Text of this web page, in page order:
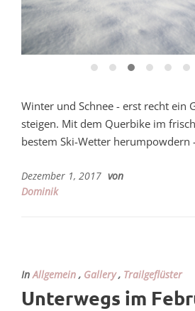
Winter und Schnee - erst recht ein
steigen. Mit dem Querbike im
bestem Ski-Wetter herumpowdern
Dezember 1, 2017 von
Dominik
In Allgemein , Gallery, Trailgeflüster
Unterwegs im